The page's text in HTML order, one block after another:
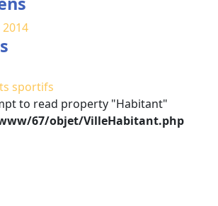
2014
sportifs
to read property "Habitant"
67/objet/VilleHabitant.php